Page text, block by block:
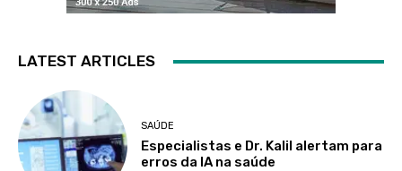
LATEST ARTICLES
SAÚDE
Especialistas e Dr. Kalil alertam para
erros da IA na saúde